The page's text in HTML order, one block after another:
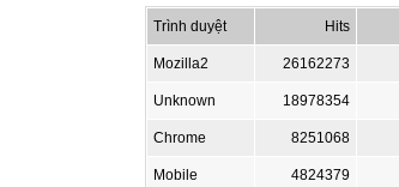
Trình duyệt Hits
Mozilla2 26162273
Unknown 18978354
Chrome 8251068
Mobile 4824379